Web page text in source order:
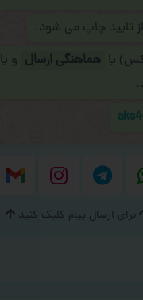
تایید چاپ می شود.
یا هماهنگی ارسال و یا
برای ارسال پیام کلیک کنید